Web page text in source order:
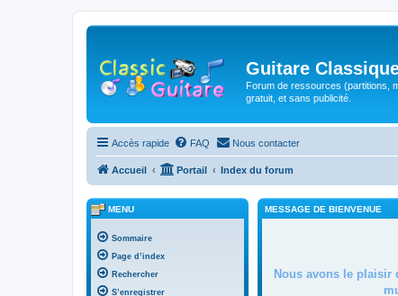
Guitare
Forum de ressources (partitions,
gratuit, et sans publicité.
Accès rapide FAQ Nous contacter
Accueil Portail Index du forum
MESSAGE DE BIENVENUE
Nous avons le plaisir
MENU
Sommaire
Page d’index
Rechercher
S’enregistrer